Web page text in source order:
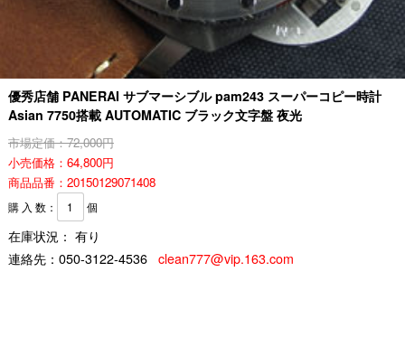
優秀店舗 PANERAI サブマーシブル pam243 スーパーコピー時計
Asian 7750搭載 AUTOMATIC ブラック文字盤 夜光
市場定価：72,000円
小売価格：64,800円
商品品番：20150129071408
購 入 数： 個
在庫状況： 有り
連絡先： 050-3122-4536 clean777@vip.163.com